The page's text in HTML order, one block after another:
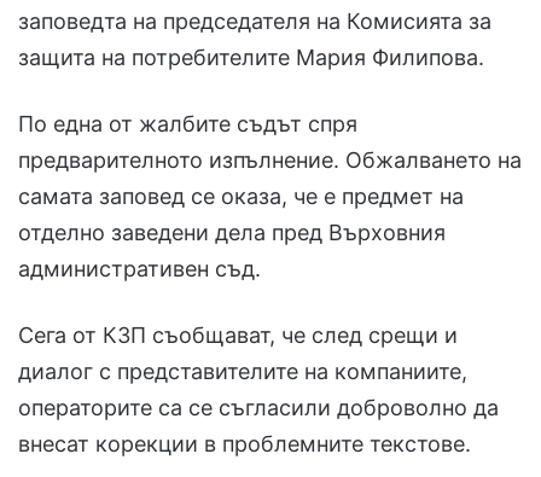
заповедта на председателя на Комисията за
защита на потребителите Мария Филипова.
По една от жалбите съдът спря
предварителното изпълнение. Обжалването на
самата заповед се оказа, че е предмет на
отделно заведени дела пред Върховния
административен съд.
Сега от КЗП съобщават, че след срещи и
диалог с представителите на компаниите,
операторите са се съгласили доброволно да
внесат корекции в проблемните текстове.